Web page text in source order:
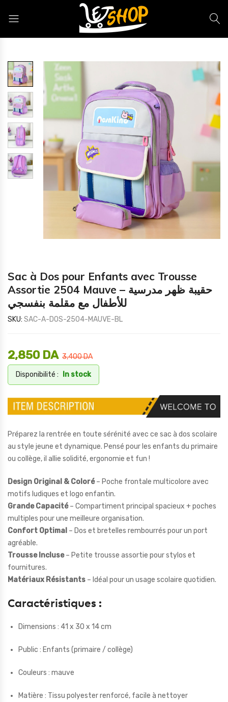
Sac à Dos pour Enfants avec Trousse
Assortie 2504 Mauve – حقيبة ظهر مدرسية
للأطفال مع مقلمة بنفسجي
SKU: SAC-A-DOS-2504-MAUVE-BL
3,400DA
2,850 DA
Disponibilité : In stock
Préparez la rentrée en toute sérénité avec ce sac à dos scolaire
au style jeune et dynamique. Pensé pour les enfants du primaire
ou collège, il allie solidité, ergonomie et fun !
Design Original & Coloré– Poche frontale multicolore avec
motifs ludiques et logo enfantin.
Grande Capacité– Compartiment principal spacieux + poches
multiples pour une meilleure organisation.
Confort Optimal – Dos et bretelles rembourrés pour un port
agréable.
Trousse Incluse– Petite trousse assortie pour stylos et
fournitures.
Matériaux Résistants – Idéal pour un usage scolaire quotidien.
Caractéristiques :
Dimensions : 41 x 30 x 14 cm
Public : Enfants (primaire / collège)
Couleurs : mauve
Matière : Tissu polyester renforcé, facile à nettoyer